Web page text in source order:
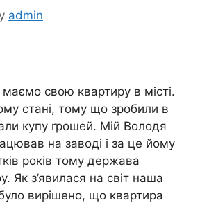
admin
свою квартиру в місті.
стані, тому що зробили в
купу rрошей. Мій Володя
на заводі і за це йому
років тому держава
Як з’явилася на світ наша
вирішено, що квартира